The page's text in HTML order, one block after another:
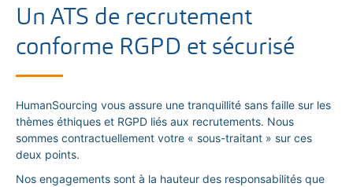
Un ATS de recrutement
conforme RGPD et sécurisé
HumanSourcing vous assure une tranquillité sans faille sur les
thèmes éthiques et RGPD liés aux recrutements. Nous
sommes contractuellement votre « sous-traitant » sur ces
deux points.
Nos engagements sont à la hauteur des responsabilités que